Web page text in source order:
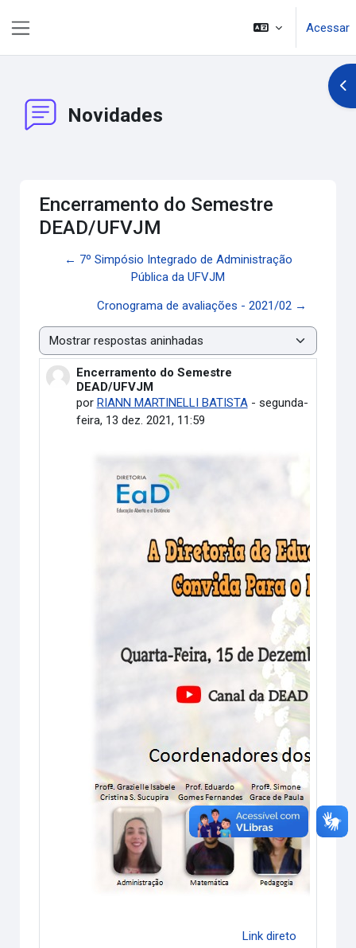
Acessar
Novidades
Encerramento do Semestre
DEAD/UFVJM
← 7º Simpósio Integrado de Administração
Pública da UFVJM
Cronograma de avaliações - 2021/02 →
Modo de visualização
Encerramento do Semestre
DEAD/UFVJM
por RIANN MARTINELLI BATISTA- segunda-
feira, 13 dez. 2021, 11:59
Número de respostas: 0
Link direto